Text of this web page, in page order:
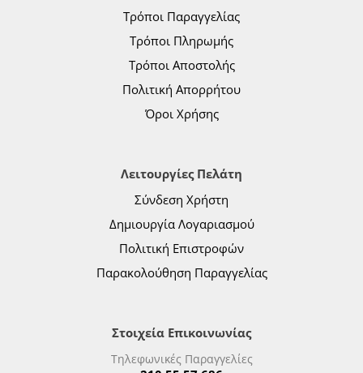
Τρόποι Παραγγελίας
Τρόποι Πληρωμής
Τρόποι Αποστολής
Πολιτική Απορρήτου
Όροι Χρήσης
Λειτουργίες Πελάτη
Σύνδεση Χρήστη
Δημιουργία Λογαριασμού
Πολιτική Επιστροφών
Παρακολούθηση Παραγγελίας
Στοιχεία Επικοινωνίας
Τηλεφωνικές Παραγγελίες